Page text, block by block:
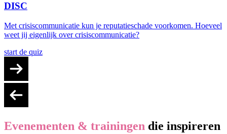
DISC
Met crisiscommunicatie kun je reputatieschade voorkomen. Hoeveel
weet jij eigenlijk over crisiscommunicatie?
start de quiz
Evenementen & trainingen die inspireren